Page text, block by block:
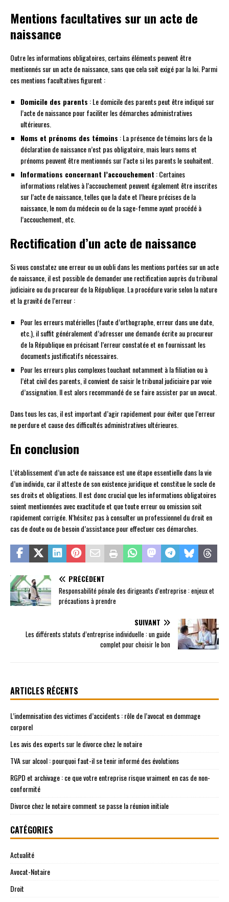
Mentions facultatives sur un acte de
naissance
Outre les informations obligatoires, certains éléments peuvent être
mentionnés sur un acte de naissance, sans que cela soit exigé par la loi. Parmi
ces mentions facultatives figurent :
Domicile des parents : Le domicile des parents peut être indiqué sur
l’acte de naissance pour faciliter les démarches administratives
ultérieures.
Noms et prénoms des témoins : La présence de témoins lors de la
déclaration de naissance n’est pas obligatoire, mais leurs noms et
prénoms peuvent être mentionnés sur l’acte si les parents le souhaitent.
Informations concernant l’accouchement : Certaines
informations relatives à l’accouchement peuvent également être inscrites
sur l’acte de naissance, telles que la date et l’heure précises de la
naissance, le nom du médecin ou de la sage-femme ayant procédé à
l’accouchement, etc.
Rectification d’un acte de naissance
Si vous constatez une erreur ou un oubli dans les mentions portées sur un acte
de naissance, il est possible de demander une rectification auprès du tribunal
judiciaire ou du procureur de la République. La procédure varie selon la nature
et la gravité de l’erreur :
Pour les erreurs matérielles (faute d’orthographe, erreur dans une date,
etc.), il suffit généralement d’adresser une demande écrite au procureur
de la République en précisant l’erreur constatée et en fournissant les
documents justificatifs nécessaires.
Pour les erreurs plus complexes touchant notamment à la filiation ou à
l’état civil des parents, il convient de saisir le tribunal judiciaire par voie
d’assignation. Il est alors recommandé de se faire assister par un avocat.
Dans tous les cas, il est important d’agir rapidement pour éviter que l’erreur
ne perdure et cause des difficultés administratives ultérieures.
En conclusion
L’établissement d’un acte de naissance est une étape essentielle dans la vie
d’un individu, car il atteste de son existence juridique et constitue le socle de
ses droits et obligations. Il est donc crucial que les informations obligatoires
soient mentionnées avec exactitude et que toute erreur ou omission soit
rapidement corrigée. N’hésitez pas à consulter un professionnel du droit en
cas de doute ou de besoin d’assistance pour effectuer ces démarches.
PRÉCÉDENT
Responsabilité pénale des dirigeants d’entreprise : enjeux et
précautions à prendre
SUIVANT
Les différents statuts d’entreprise individuelle : un guide
complet pour choisir le bon
ARTICLES RÉCENTS
L’indemnisation des victimes d’accidents : rôle de l’avocat en dommage
corporel
Les avis des experts sur le divorce chez le notaire
TVA sur alcool : pourquoi faut-il se tenir informé des évolutions
RGPD et archivage : ce que votre entreprise risque vraiment en cas de non-
conformité
Divorce chez le notaire comment se passe la réunion initiale
CATÉGORIES
Actualité
Avocat-Notaire
Droit